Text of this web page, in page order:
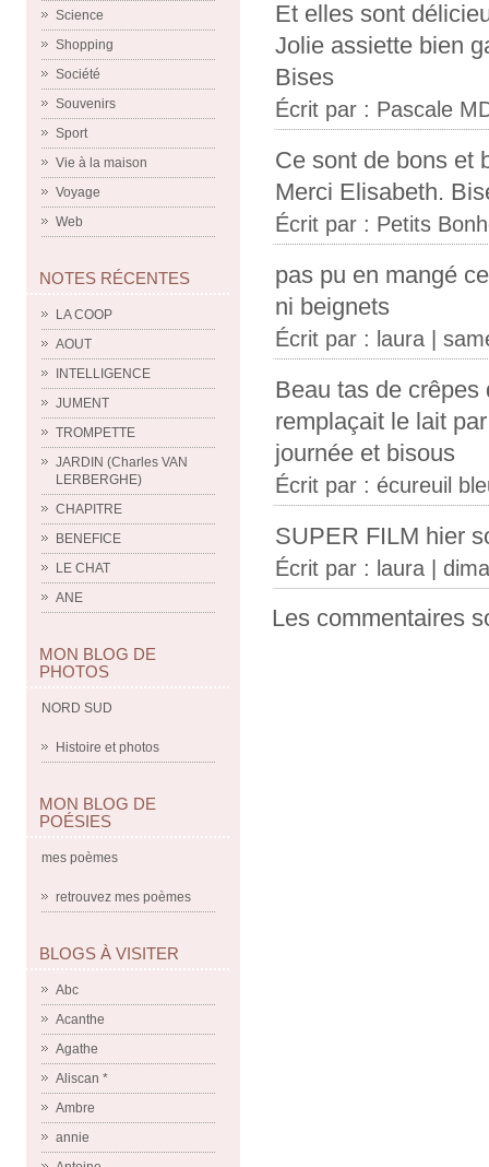
Science
Shopping
Société
Souvenirs
Sport
Vie à la maison
Voyage
Web
NOTES RÉCENTES
LA COOP
AOUT
INTELLIGENCE
JUMENT
TROMPETTE
JARDIN (Charles VAN
LERBERGHE)
CHAPITRE
BENEFICE
LE CHAT
ANE
MON BLOG DE
PHOTOS
NORD SUD
Histoire et photos
MON BLOG DE
POÉSIES
mes poèmes
retrouvez mes poèmes
BLOGS À VISITER
Abc
Acanthe
Agathe
Aliscan *
Ambre
annie
Et elles sont
Jolie assiette bien
Bises
Écrit par : Pascale
Ce sont de bons et
Merci Elisabeth.
Écrit par : Petits
pas pu en mangé
ni beignets
Écrit par : laura |
Beau tas de
remplaçait le lait
journée et bisous
Écrit par : écureuil
SUPER FILM hier
Écrit par : laura |
Les commentaires